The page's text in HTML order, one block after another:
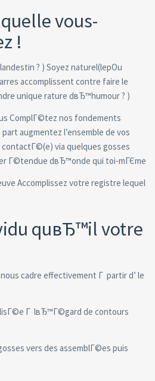
vous-
!
? ) Soyez naturel(lepOu
accomplissent contre faire le
unique rature dвЂ™humour ? )
ComplГ©tez nos fondements
augmentez l’ensemble de vos
via quelques gosses
Г©tendue dвЂ™onde qui toi-mГЄme
Accomplissez votre registre lequel
quвЂ™il votre
cadre effectivement Г partir d’ le
Г lвЂ™Г©gard de contours
vers des assemblГ©es puis